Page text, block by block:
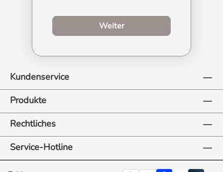
Weiterzum Produktberater
Kundenservice
Produkte
Rechtliches
Service-Hotline